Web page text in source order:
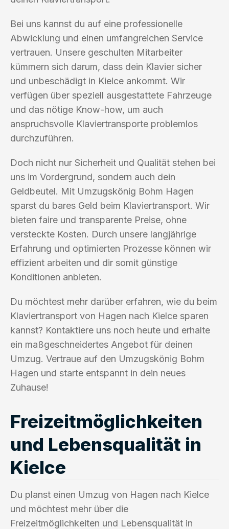
Bei uns kannst du auf eine professionelle
Abwicklung und einen umfangreichen Service
vertrauen. Unsere geschulten Mitarbeiter
kümmern sich darum, dass dein Klavier sicher
und unbeschädigt in Kielce ankommt. Wir
verfügen über speziell ausgestattete Fahrzeuge
und das nötige Know-how, um auch
anspruchsvolle Klaviertransporte problemlos
durchzuführen.
Doch nicht nur Sicherheit und Qualität stehen bei
uns im Vordergrund, sondern auch dein
Geldbeutel. Mit Umzugskönig Bohm Hagen
sparst du bares Geld beim Klaviertransport. Wir
bieten faire und transparente Preise, ohne
versteckte Kosten. Durch unsere langjährige
Erfahrung und optimierten Prozesse können wir
effizient arbeiten und dir somit günstige
Konditionen anbieten.
Du möchtest mehr darüber erfahren, wie du beim
Klaviertransport von Hagen nach Kielce sparen
kannst? Kontaktiere uns noch heute und erhalte
ein maßgeschneidertes Angebot für deinen
Umzug. Vertraue auf den Umzugskönig Bohm
Hagen und starte entspannt in dein neues
Zuhause!
Freizeitmöglichkeiten
und Lebensqualität in
Kielce
Du planst einen Umzug von Hagen nach Kielce
und möchtest mehr über die
Freizeitmöglichkeiten und Lebensqualität in